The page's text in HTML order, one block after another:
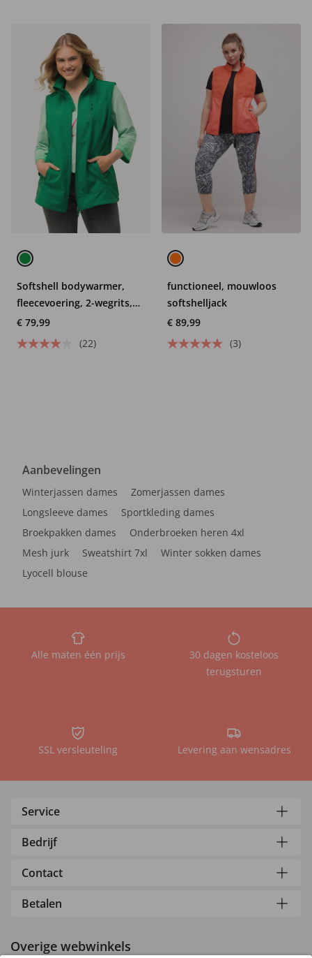
Softshell bodywarmer,
fleecevoering, 2-wegrits,
opstaande kraag
€ 79,99
(22)
functioneel, mouwloos
softshelljack
€ 89,99
(3)
Aanbevelingen
Winterjassen dames
Zomerjassen dames
Longsleeve dames
Sportkleding dames
Broekpakken dames
Onderbroeken heren 4xl
Mesh jurk
Sweatshirt 7xl
Winter sokken dames
Lyocell blouse
Alle maten één prijs
30 dagen kosteloos
terugsturen
SSL versleuteling Levering aan wensadres
Service
Bedrijf
Contact
Betalen
Overige webwinkels